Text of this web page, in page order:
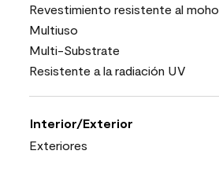
Revestimiento resistente al moho
Multiuso
Multi-Substrate
Resistente a la radiación UV
Interior/Exterior
Exteriores